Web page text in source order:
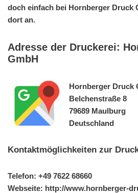
doch einfach bei Hornberger Druck
dort an.
Adresse der Druckerei:
GmbH
Hornberger Druck
Belchenstraße 8
79689 Maulburg
Deutschland
Kontaktmöglichkeiten zur
Telefon: +49 7622 68660
Webseite: http://www.hornberger-